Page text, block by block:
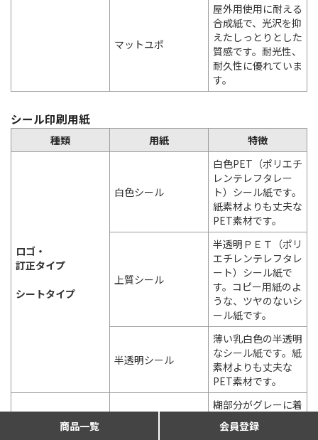
マットユポ
屋外用使用に耐える
合成紙で、光沢を抑
えたしっとりとした
質感です。耐光性、
耐久性に優れていま
す。
シール印刷用紙
種類 用紙 特徴
ロゴ・
訂正タイプ
シートタイプ
白色シール
白色PET（ポリエチ
レンテレフタレー
ト）シール紙です。
紙素材よりも丈夫な
PET素材です。
上質シール
半透明ＰＥＴ（ポリ
エチレンテレフタレ
ート）シール紙で
す。コピー用紙のよ
うな、ツヤのないシ
ール紙です。
半透明シール
薄い乳白色の半透明
なシール紙です。紙
素材よりも丈夫な
PET素材です。
糊部分がグレーに着
色され、下地が透け
るのを防ぐことがで
商品一覧 会員登録